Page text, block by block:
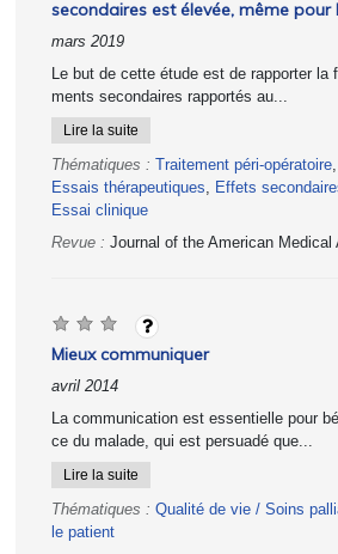
secondaires est élevée, même pour
mars 2019
Le but de cette étude est de rapporter la
ments secondaires rapportés au...
Lire la suite
Thématiques : Traitement péri-opératoire,
Essais thérapeutiques, Effets
Essai clinique
Revue : Journal of the American Medical
Mieux communiquer
avril 2014
La communication est essentielle pour
ce du malade, qui est persuadé que...
Lire la suite
Thématiques : Qualité de vie / Soins
le patient